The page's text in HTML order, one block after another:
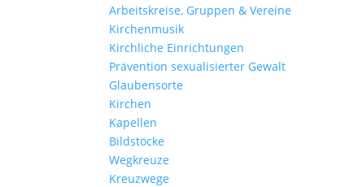
Arbeits­kreise, Gruppen & Vereine
Kirchen­musik
Kirch­liche Einrichtungen
Präven­tion sexua­li­sierter Gewalt
Glau­ben­s­orte
Kirchen
Kapellen
Bild­stöcke
Wegkreuze
Kreuz­wege